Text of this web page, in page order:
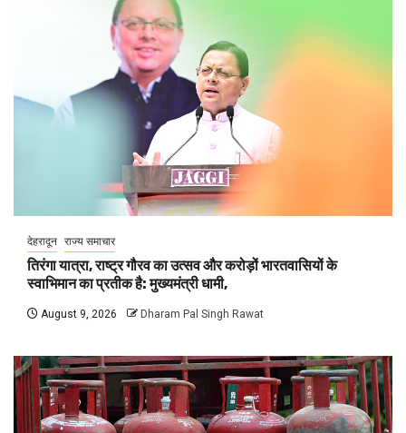
देहरादून राज्य समाचार
तिरंगा यात्रा, राष्ट्र गौरव का उत्सव और करोड़ों भारतवासियों के
स्वाभिमान का प्रतीक है: मुख्यमंत्री धामी,
August 9, 2026 Dharam Pal Singh Rawat